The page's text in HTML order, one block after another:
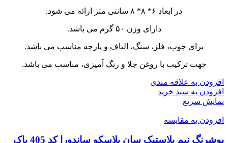
در ابعاد ۶* ۸* ۸ سانتی متر ارائه می شود.
دارای وزن ۵۰ گرم می باشد.
برای چوب، فلز، سنگ، الیاف و پارچه مناسب می باشد.
جهت ترکیب با روغن جلا و رنگ آمیزی، مناسب می باشد.
افزودن به علاقه مندی
افزودن به سبد خرید
نمایش سریع
افزودن به مقایسه
پوشرنگ نیم پلاستیک سان پلاسکو ساندورا کد 405 باک